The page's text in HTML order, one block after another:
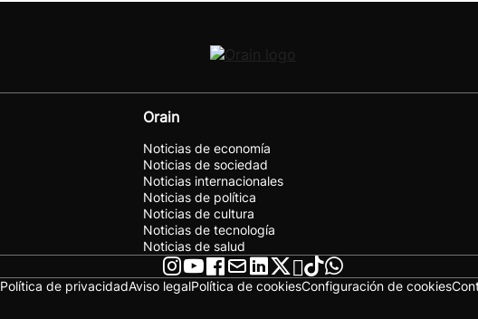
Orain
Noticias de economía
Noticias de sociedad
Noticias internacionales
Noticias de política
Noticias de cultura
Noticias de tecnología
Noticias de salud
Política de privacidadAviso legalPolítica de cookiesConfiguración de cookies